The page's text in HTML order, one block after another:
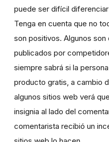
puede ser difícil
Tenga en cuenta que no
son positivos. Algunos
publicados por
siempre sabrá si la
producto gratis, a cambio
algunos sitios web verá
insignia al lado del
comentarista recibió un